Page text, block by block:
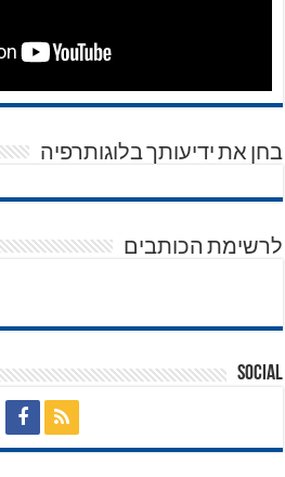
בחן את ידיעותך בלוגותרפיה
לרשימת הכותבים
Social